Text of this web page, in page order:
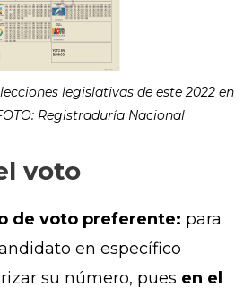
legislativas de este 2022 en
Registraduría Nacional
voto
de voto preferente: para
en específico
su número, pues en el